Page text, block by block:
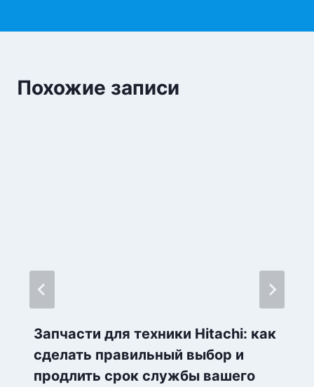
Похожие записи
Запчасти для техники Hitachi: как
сделать правильный выбор и
продлить срок службы вашего